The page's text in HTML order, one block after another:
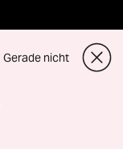
Gerade nicht